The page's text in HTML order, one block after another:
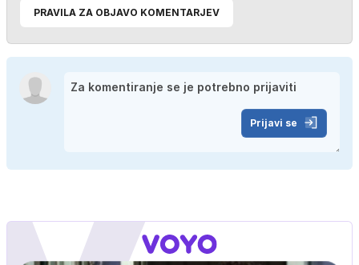
PRAVILA ZA OBJAVO KOMENTARJEV
Prijavi se